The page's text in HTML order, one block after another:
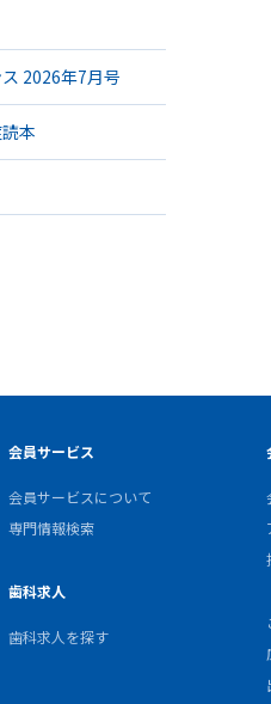
2026年7月号
本
会員サービス
会員サービスについて
専門情報検索
歯科求人
歯科求人を探す